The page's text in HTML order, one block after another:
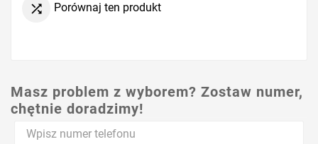
 Porównaj ten produkt
Masz problem z wyborem? Zostaw numer,
chętnie doradzimy!